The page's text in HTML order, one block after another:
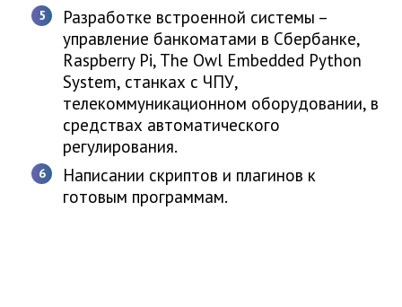
Разработке встроенной системы –
управление банкоматами в Сбербанке,
Raspberry Pi, The Owl Embedded Python
System, станках с ЧПУ,
телекоммуникационном оборудовании, в
средствах автоматического
регулирования.
Написании скриптов и плагинов к
готовым программам.